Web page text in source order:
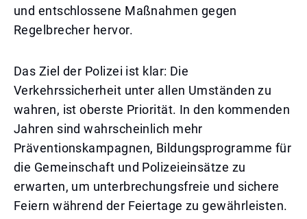
und entschlossene Maßnahmen gegen
Regelbrecher hervor.
Das Ziel der Polizei ist klar: Die
Verkehrssicherheit unter allen Umständen zu
wahren, ist oberste Priorität. In den kommenden
Jahren sind wahrscheinlich mehr
Präventionskampagnen, Bildungsprogramme für
die Gemeinschaft und Polizeieinsätze zu
erwarten, um unterbrechungsfreie und sichere
Feiern während der Feiertage zu gewährleisten.